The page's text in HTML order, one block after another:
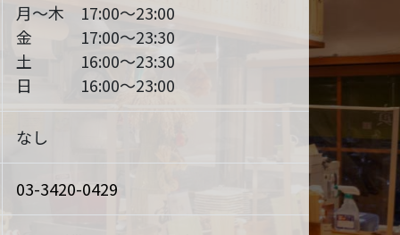
月～木 17:00～23:00
金 17:00～23:30
土 16:00～23:30
日 16:00～23:00
なし
03-3420-0429